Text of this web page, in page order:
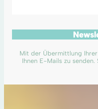
Mit der Übermittlung
Ihnen E-Mails zu